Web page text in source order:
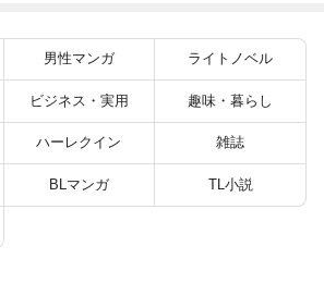
男性マンガ ライトノベル
ビジネス・実用 趣味・暮らし
ハーレクイン 雑誌
BLマンガ TL小説